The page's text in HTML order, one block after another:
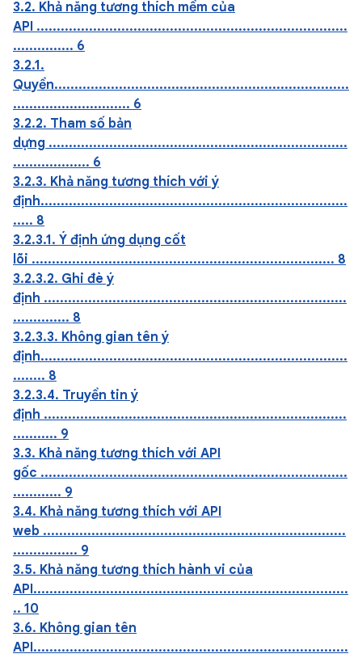
3.2. Khả năng tương thích mềm của
API .............................................................................
............... 6
3.2.1.
Quyền.........................................................................
............................. 6
3.2.2. Tham số bản
dựng ..........................................................................
................... 6
3.2.3. Khả năng tương thích với ý
định............................................................................
..... 8
3.2.3.1. Ý định ứng dụng cốt
lõi ........................................................................... 8
3.2.3.2. Ghi đè ý
định ...........................................................................
.............. 8
3.2.3.3. Không gian tên ý
định............................................................................
........ 8
3.2.3.4. Truyền tin ý
định ...........................................................................
........... 9
3.3. Khả năng tương thích với API
gốc ............................................................................
............ 9
3.4. Khả năng tương thích với API
web ...........................................................................
................ 9
3.5. Khả năng tương thích hành vi của
API..............................................................................
.. 10
3.6. Không gian tên
API..............................................................................